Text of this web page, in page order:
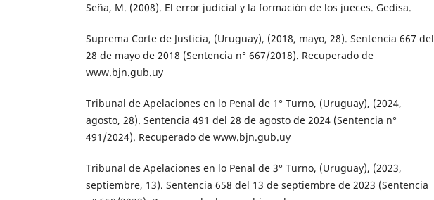
Seña, M. (2008). El error judicial y la formación de los jueces. Gedisa.
Suprema Corte de Justicia, (Uruguay), (2018, mayo, 28). Sentencia 667 del
28 de mayo de 2018 (Sentencia n° 667/2018). Recuperado de
www.bjn.gub.uy
Tribunal de Apelaciones en lo Penal de 1° Turno, (Uruguay), (2024,
agosto, 28). Sentencia 491 del 28 de agosto de 2024 (Sentencia n°
491/2024). Recuperado de www.bjn.gub.uy
Tribunal de Apelaciones en lo Penal de 3° Turno, (Uruguay), (2023,
septiembre, 13). Sentencia 658 del 13 de septiembre de 2023 (Sentencia